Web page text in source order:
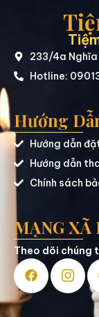
233/4a Nghĩa
Hotline:
Hướng
Hướng dẫn
Hướng dẫn
Chính sách
MẠNG XÃ
Theo dõi chúng